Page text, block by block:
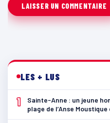
LES + LUS
1
Sainte-Anne : un jeune
plage de l’Anse